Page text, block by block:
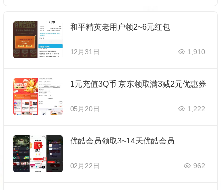
和平精英老用户领2~6元红包
12月31日 1,910
1元充值3Q币 京东领取满3减2元优惠券
05月20日 1,222
优酷会员领取3~14天优酷会员
02月22日 962